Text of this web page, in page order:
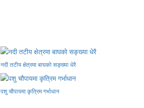
नदी तटीय क्षेत्रमा बाघको सङ्ख्या धेरै
पशु चौपायमा कृत्रिम गर्भाधान